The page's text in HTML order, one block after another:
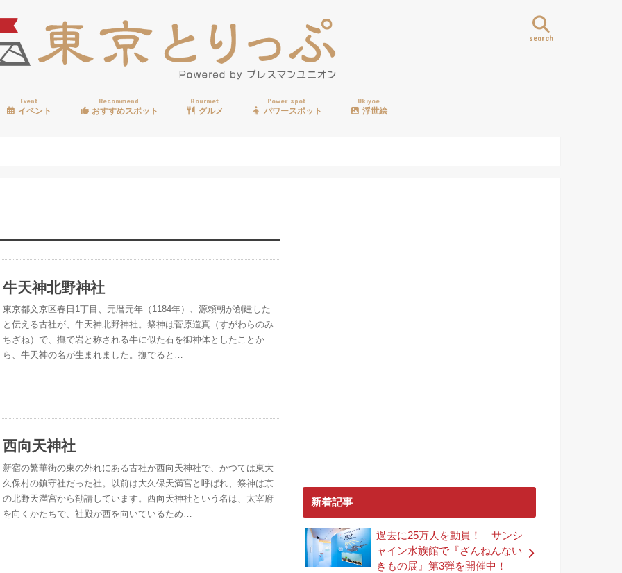
search
Event
イベント
Recommend
おすすめスポット
Gourmet
グルメ
Power spot
パワースポット
Ukiyoe
浮世絵
牛天神北野神社
東京都文京区春日1丁目、元暦元年（1184年）、源頼朝が創建した
と伝える古社が、牛天神北野神社。祭神は菅原道真（すがわらのみ
ちざね）で、撫で岩と称される牛に似た石を御神体としたことか
ら、牛天神の名が生まれました。撫でると…
西向天神社
新宿の繁華街の東の外れにある古社が西向天神社で、かつては東大
久保村の鎮守社だった社。以前は大久保天満宮と呼ばれ、祭神は京
の北野天満宮から勧請しています。西向天神社という名は、太宰府
を向くかたちで、社殿が西を向いているため…
新着記事
過去に25万人を動員！ サンシ
ャイン水族館で『ざんねんない
きもの展』第3弾を開催中！